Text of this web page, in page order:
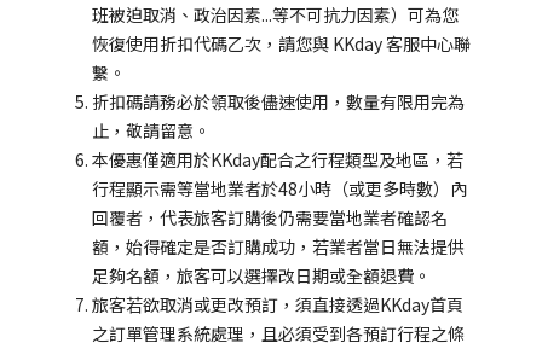
班被迫取消、政治因素...等不可抗力因素）可為您
恢復使用折扣代碼乙次，請您與 KKday 客服中心聯
繫。
折扣碼請務必於領取後儘速使用，數量有限用完為
止，敬請留意。
本優惠僅適用於KKday配合之行程類型及地區，若
行程顯示需等當地業者於48小時（或更多時數）內
回覆者，代表旅客訂購後仍需要當地業者確認名
額，始得確定是否訂購成功，若業者當日無法提供
足夠名額，旅客可以選擇改日期或全額退費。
旅客若欲取消或更改預訂，須直接透過KKday首頁
之訂單管理系統處理，且必須受到各預訂行程之條